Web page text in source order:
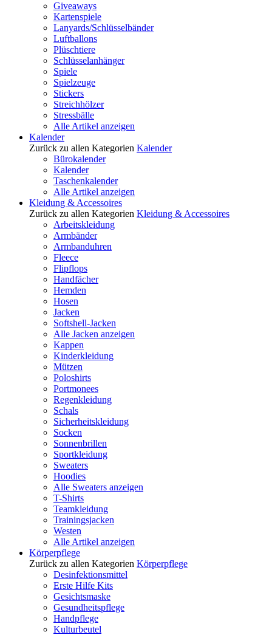
Giveaways
Kartenspiele
Lanyards/Schlüsselbänder
Luftballons
Plüschtiere
Schlüsselanhänger
Spiele
Spielzeuge
Stickers
Streichhölzer
Stressbälle
Alle Artikel anzeigen
Kalender
Zurück zu allen Kategorien Kalender
Bürokalender
Kalender
Taschenkalender
Alle Artikel anzeigen
Kleidung & Accessoires
Zurück zu allen Kategorien Kleidung & Accessoires
Arbeitskleidung
Armbänder
Armbanduhren
Fleece
Flipflops
Handfächer
Hemden
Hosen
Jacken
Softshell-Jacken
Alle Jacken anzeigen
Kappen
Kinderkleidung
Mützen
Poloshirts
Portmonees
Regenkleidung
Schals
Sicherheitskleidung
Socken
Sonnenbrillen
Sportkleidung
Sweaters
Hoodies
Alle Sweaters anzeigen
T-Shirts
Teamkleidung
Trainingsjacken
Westen
Alle Artikel anzeigen
Körperpflege
Zurück zu allen Kategorien Körperpflege
Desinfektionsmittel
Erste Hilfe Kits
Gesichtsmaske
Gesundheitspflege
Handpflege
Kulturbeutel